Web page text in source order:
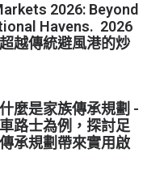
2026: Beyond
Havens. 2026
越傳統避風港的炒
麼是家族傳承規劃 -
路士為例，探討足
承規劃帶來實用啟